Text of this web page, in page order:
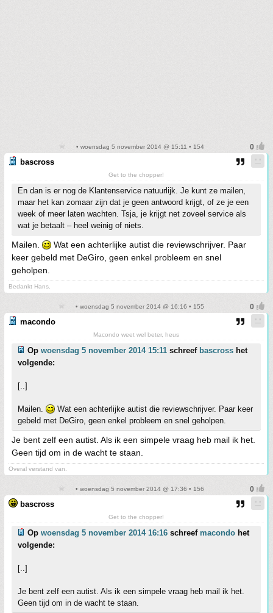
• woensdag 5 november 2014 @ 15:11 • 154
bascross
Get to the chopper!
En dan is er nog de Klantenservice natuurlijk. Je kunt ze mailen,
maar het kan zomaar zijn dat je geen antwoord krijgt, of ze je een
week of meer laten wachten. Tsja, je krijgt net zoveel service als
wat je betaalt – heel weinig of niets.
Mailen.
Wat een achterlijke autist die reviewschrijver. Paar
keer gebeld met DeGiro, geen enkel probleem en snel
geholpen.
Bedankt Hans.
• woensdag 5 november 2014 @ 16:16 • 155
macondo
Macondo weet wel beter, heus
Op woensdag 5 november 2014 15:11 schreef bascross het
volgende:
[..]
Mailen.
Wat een achterlijke autist die reviewschrijver. Paar keer
gebeld met DeGiro, geen enkel probleem en snel geholpen.
Je bent zelf een autist. Als ik een simpele vraag heb mail ik het.
Geen tijd om in de wacht te staan.
Overal verstand van.
• woensdag 5 november 2014 @ 17:36 • 156
bascross
Get to the chopper!
Op woensdag 5 november 2014 16:16 schreef macondo het
volgende:
[..]
Je bent zelf een autist. Als ik een simpele vraag heb mail ik het.
Geen tijd om in de wacht te staan.